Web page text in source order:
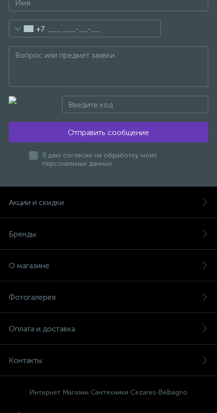
+7
Отправить сообщение
Я даю согласие на обработку моих
персональных данных
Акции и скидки
Бренды
О магазине
Фотогалерея
Оплата и доставка
Контакты
Интернет Магазин Сантехники Cezares-Belbagno
Смесители для раковины
Смесители на борт ванны
Штуцеры с держателем
Электронные смесители для раковины